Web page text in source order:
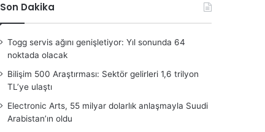
Son Dakika
Togg servis ağını genişletiyor: Yıl sonunda 64
noktada olacak
Bilişim 500 Araştırması: Sektör gelirleri 1,6 trilyon
TL’ye ulaştı
Electronic Arts, 55 milyar dolarlık anlaşmayla Suudi
Arabistan’ın oldu